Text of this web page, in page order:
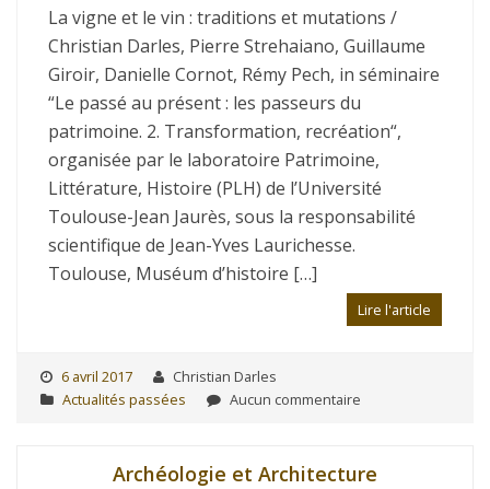
La vigne et le vin : traditions et mutations /
Christian Darles, Pierre Strehaiano, Guillaume
Giroir, Danielle Cornot, Rémy Pech, in séminaire
“Le passé au présent : les passeurs du
patrimoine. 2. Transformation, recréation“,
organisée par le laboratoire Patrimoine,
Littérature, Histoire (PLH) de l’Université
Toulouse-Jean Jaurès, sous la responsabilité
scientifique de Jean-Yves Laurichesse.
Toulouse, Muséum d’histoire […]
Lire l'article
6 avril 2017
Christian Darles
Actualités passées
Aucun commentaire
Archéologie et Architecture